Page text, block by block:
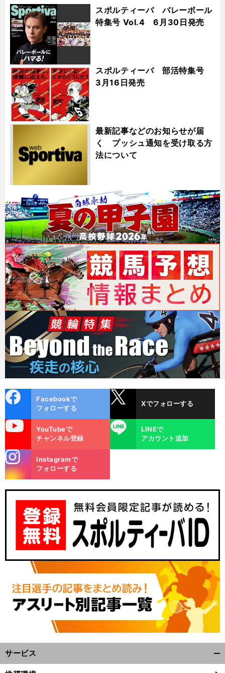
スポルティーバ バレーボール
特集号 Vol.4 6月30日発売
スポルティーバ 部活特集号
3月16日発売
最新記事などのお知らせが届
く プッシュ通知を受け取る方
法について
ok
Facebookで
フォローする
Xでフォローする
YouTubeで
チャンネル登録
LINE
LINEで
アカウント追加
m
Instagramで
フォローする
サービス